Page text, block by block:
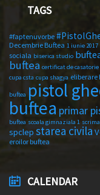
TAGS
#faptenuvorbe
Decembrie Buftea 1 iunie 2017
sociala biserica studio
buftea certificat de casatorie
cupa csta cupa shagya eliberare
buftea pistol
buftea primar
buftea scoala gimnaziala 1
spclep starea civila
eroilor buftea
CALENDAR